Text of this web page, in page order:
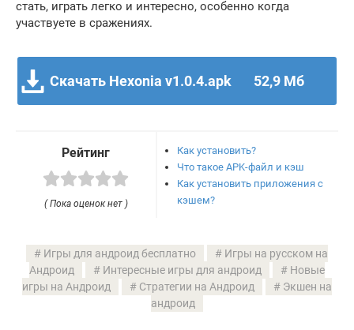
стать, играть легко и интересно, особенно когда
участвуете в сражениях.
Скачать Hexonia v1.0.4.apk 52,9 Мб
Рейтинг
( Пока оценок нет )
Как установить?
Что такое APK-файл и кэш
Как установить приложения с
кэшем?
Игры для андроид бесплатно
Игры на русском на
Андроид
Интересные игры для андроид
Новые
игры на Андроид
Стратегии на Андроид
Экшен на
андроид